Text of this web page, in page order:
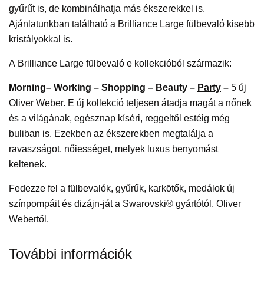
gyűrűt is, de kombinálhatja más ékszerekkel is.
Ajánlatunkban található a Brilliance Large fülbevaló kisebb
kristályokkal is.
A Brilliance Large fülbevaló e kollekcióból származik:
Morning– Working – Shopping – Beauty – Party – 5 új
Oliver Weber. E új kollekció teljesen átadja magát a nőnek
és a világának, egésznap kíséri, reggeltől estéig még
buliban is. Ezekben az ékszerekben megtalálja a
ravaszságot, nőiességet, melyek luxus benyomást
keltenek.
Fedezze fel a fülbevalók, gyűrűk, karkötők, medálok új
színpompáit és dizájn-ját a Swarovski® gyártótól, Oliver
Webertől.
További információk